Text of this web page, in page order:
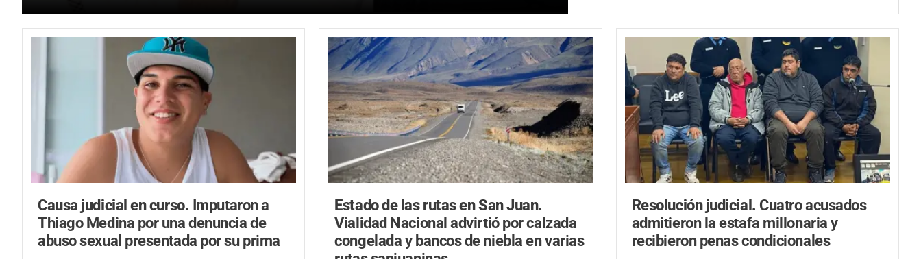
Causa judicial en curso. Imputaron a
Thiago Medina por una denuncia de
abuso sexual presentada por su prima
Estado de las rutas en San Juan.
Vialidad Nacional advirtió por calzada
congelada y bancos de niebla en varias
Resolución judicial. Cuatro acusados
admitieron la estafa millonaria y
recibieron penas condicionales